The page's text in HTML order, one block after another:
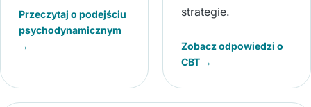
Przeczytaj o podejściu
psychodynamicznym
→
strategie.
Zobacz odpowiedzi o
CBT →